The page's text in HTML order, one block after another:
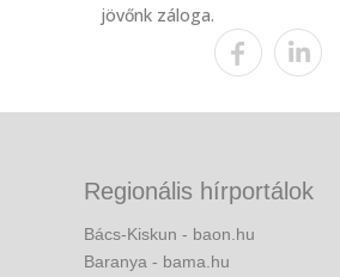
jövőnk záloga.
Regionális hírportálok
Bács-Kiskun - baon.hu
Baranya - bama.hu